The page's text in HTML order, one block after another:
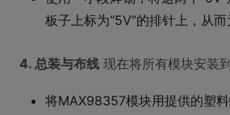
板子上标为“5V”的排针上，从
4. 总装与布线 现在将所有模块安装
将MAX98357模块用提供的塑